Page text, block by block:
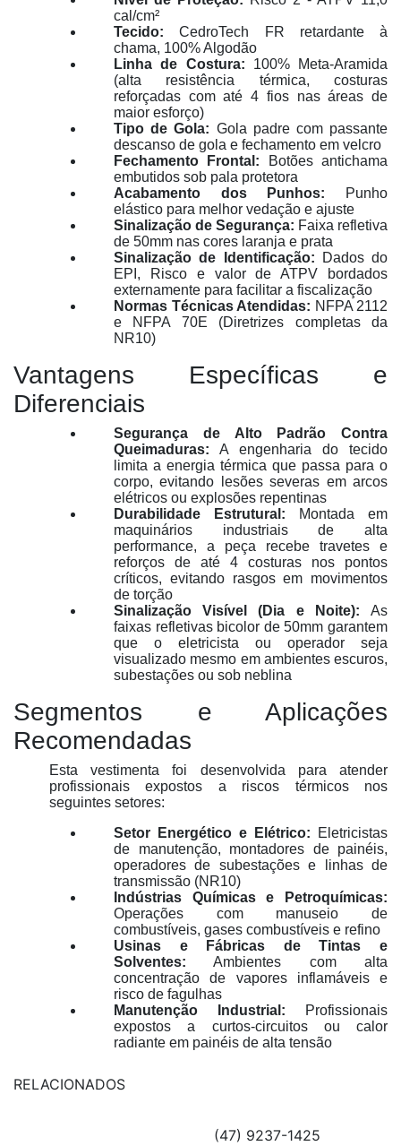
cal/cm²
Tecido: CedroTech FR retardante à
chama, 100% Algodão
Linha de Costura: 100% Meta-Aramida
(alta resistência térmica, costuras
reforçadas com até 4 fios nas áreas de
maior esforço)
Tipo de Gola: Gola padre com passante
descanso de gola e fechamento em velcro
Fechamento Frontal:
Botões antichama
embutidos sob pala protetora
Acabamento dos Punhos: Punho
elástico para melhor vedação e ajuste
Sinalização de Segurança: Faixa refletiva
de 50mm nas cores laranja e prata
Sinalização de Identificação:
Dados do
EPI, Risco e valor de ATPV bordados
externamente para facilitar a fiscalização
Normas Técnicas Atendidas: NFPA 2112
e NFPA 70E (Diretrizes completas da
NR10)
Vantagens Específicas e
Diferenciais
Segurança de Alto Padrão Contra
Queimaduras: A engenharia do tecido
limita a energia térmica que passa para o
corpo, evitando lesões severas em arcos
elétricos ou explosões repentinas
Durabilidade Estrutural: Montada em
maquinários industriais de alta
performance, a peça recebe travetes e
reforços de até 4 costuras nos pontos
críticos, evitando rasgos em movimentos
de torção
Sinalização Visível (Dia e Noite): As
faixas refletivas bicolor de 50mm garantem
que o eletricista ou operador seja
visualizado mesmo em ambientes escuros,
subestações ou sob neblina
Segmentos e Aplicações
Recomendadas
Esta vestimenta foi desenvolvida para atender
profissionais expostos a riscos térmicos nos
seguintes setores:
Setor Energético e Elétrico:
Eletricistas
de manutenção, montadores de painéis,
operadores de subestações e linhas de
transmissão (NR10)
Indústrias Químicas e Petroquímicas:
Operações com manuseio de
combustíveis, gases combustíveis e refino
Usinas e Fábricas de Tintas e
Solventes: Ambientes com alta
concentração de vapores inflamáveis e
risco de fagulhas
Manutenção Industrial:
Profissionais
expostos a curtos-circuitos ou calor
radiante em painéis de alta tensão
RELACIONADOS
(47) 9237-1425